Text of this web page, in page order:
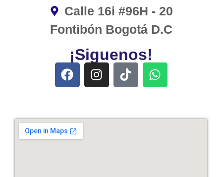
Calle 16i #96H - 20
Fontibón Bogotá D.C
¡Siguenos!